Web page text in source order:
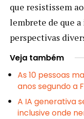
que resistissem
lembrete de que
perspectivas
Veja também
As 10 pessoas
anos segundo a
A IA generativa
inclusive onde